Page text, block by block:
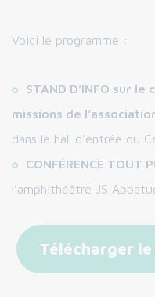
Voici le programme :
STAND D’INFO sur
missions de
dans le hall d’entrée du
CONFÉRENCE TOUT
l’amphithéâtre JS
Télécharger